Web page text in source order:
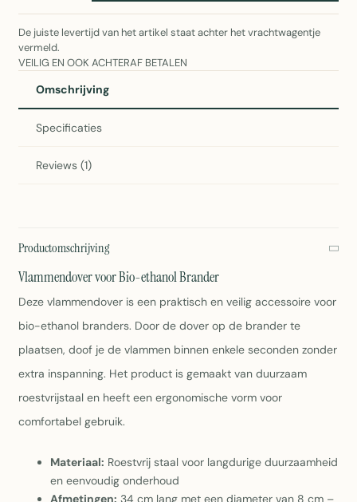
De juiste levertijd van het artikel staat achter het vrachtwagentje
vermeld.
VEILIG EN OOK ACHTERAF BETALEN
Omschrijving
Specificaties
Reviews (1)
Productomschrijving
Vlammendover voor Bio-ethanol Brander
Deze vlammendover is een praktisch en veilig accessoire voor
bio-ethanol branders. Door de dover op de brander te
plaatsen, doof je de vlammen binnen enkele seconden zonder
extra inspanning. Het product is gemaakt van duurzaam
roestvrijstaal en heeft een ergonomische vorm voor
comfortabel gebruik.
Materiaal: Roestvrij staal voor langdurige duurzaamheid
en eenvoudig onderhoud
Afmetingen: 34 cm lang met een diameter van 8 cm –